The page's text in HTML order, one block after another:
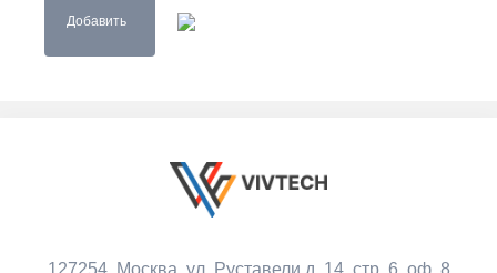
Добавить
127254, Москва, ул. Руставели д. 14, стр. 6, оф. 8